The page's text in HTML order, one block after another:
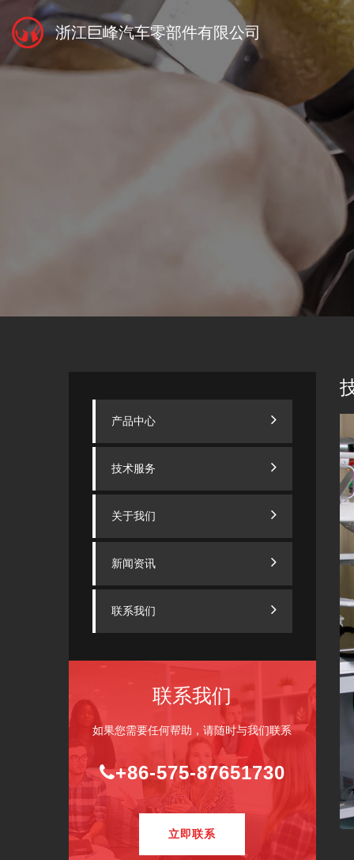
浙江巨峰汽车零部件有限公司
产品中心
技术服务
关于我们
新闻资讯
联系我们
联系我们
如果您需要任何帮助，请随时与我们联系
+86-575-87651730
立即联系